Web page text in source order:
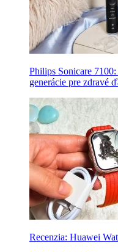
Philips Sonicare
generácie pre zdravé
Recenzia: Huawei